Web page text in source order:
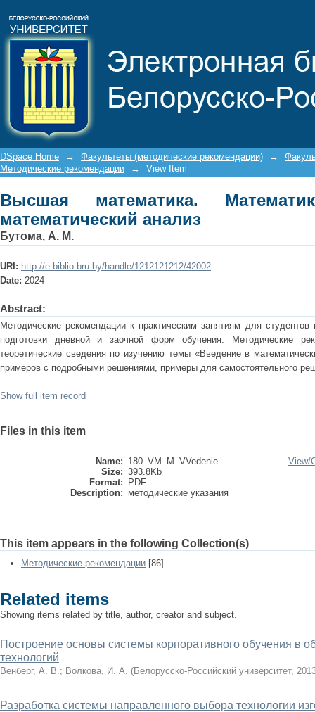
DSpace Home → Факультеты (методические рекомендации) →
Методические рекомендации
→ View Item
Высшая математика.
математический анализ
Бутома, А. М.
URI: http://e.biblio.bru.by/handle/1212121212/42002
Date: 2024
Abstract:
Методические рекомендации к практическим занятиям для
подготовки дневной и заочной форм обучения. Методические
теоретические сведения по изучению темы «Введение в
примеров с подробными решениями, примеры для самостоятельного
Show full item record
Files in this item
Name: 180_VM_M_VVedenie ...
Size: 393.8Kb
Format:
PDF
Description: методические указания
View/
This item appears in the following Collection(s)
Методические рекомендации [86]
Related items
Showing items related by title, author, creator and subject.
Построение основы системы корпоративного обучения в
технологий
Венберг, А. В.; Волкова, И. А. (Белорусско-Российский университет,
Разработка системы направленного выбора технологии